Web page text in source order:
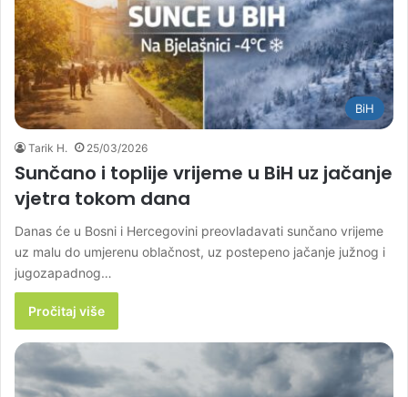
BiH
Tarik H. 25/03/2026
Sunčano i toplije vrijeme u BiH uz jačanje
vjetra tokom dana
Danas će u Bosni i Hercegovini preovladavati sunčano vrijeme
uz malu do umjerenu oblačnost, uz postepeno jačanje južnog i
jugozapadnog…
Pročitaj više